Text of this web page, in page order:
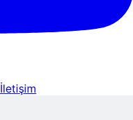
İletişim